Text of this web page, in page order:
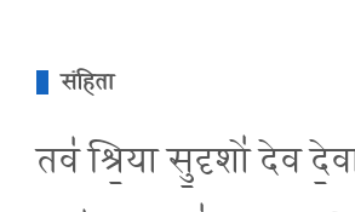
संहिता
तव॑ श्रि॒या सु॒दृशो॑ देव